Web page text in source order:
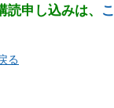
申し込みは、
る